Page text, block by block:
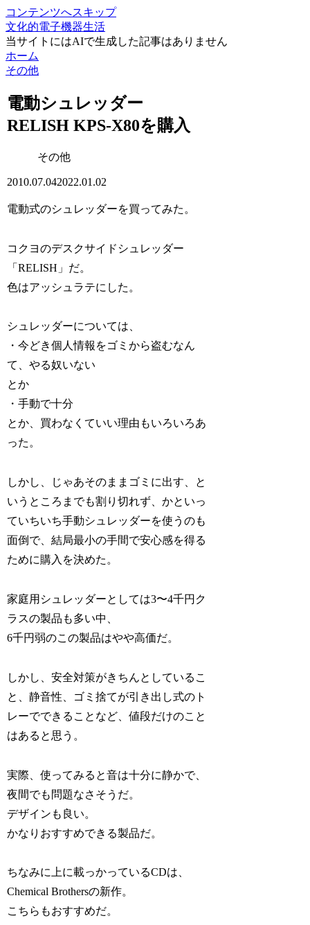
コンテンツへスキップ
文化的電子機器生活
当サイトにはAIで生成した記事はありません
ホーム
その他
電動シュレッダー
RELISH KPS-X80を購入
その他
2010.07.042022.01.02
電動式のシュレッダーを買ってみた。
コクヨのデスクサイドシュレッダー
「RELISH」だ。
色はアッシュラテにした。
シュレッダーについては、
・今どき個人情報をゴミから盗むなん
て、やる奴いない
とか
・手動で十分
とか、買わなくていい理由もいろいろあ
った。
しかし、じゃあそのままゴミに出す、と
いうところまでも割り切れず、かといっ
ていちいち手動シュレッダーを使うのも
面倒で、結局最小の手間で安心感を得る
ために購入を決めた。
家庭用シュレッダーとしては3〜4千円ク
ラスの製品も多い中、
6千円弱のこの製品はやや高価だ。
しかし、安全対策がきちんとしているこ
と、静音性、ゴミ捨てが引き出し式のト
レーでできることなど、値段だけのこと
はあると思う。
実際、使ってみると音は十分に静かで、
夜間でも問題なさそうだ。
デザインも良い。
かなりおすすめできる製品だ。
ちなみに上に載っかっているCDは、
Chemical Brothersの新作。
こちらもおすすめだ。